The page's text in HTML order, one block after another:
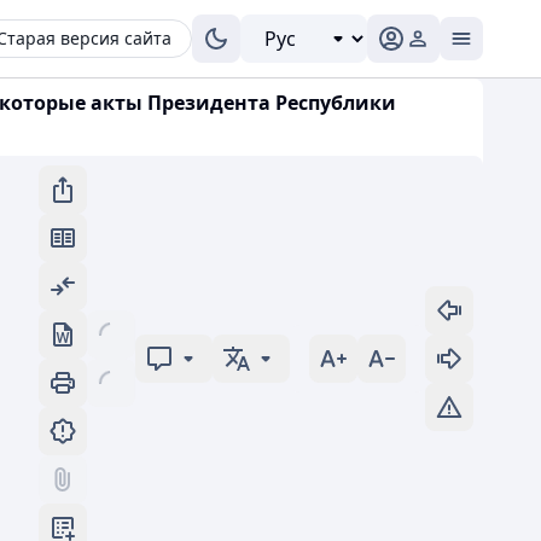
версия сайта
акты Президента Республики